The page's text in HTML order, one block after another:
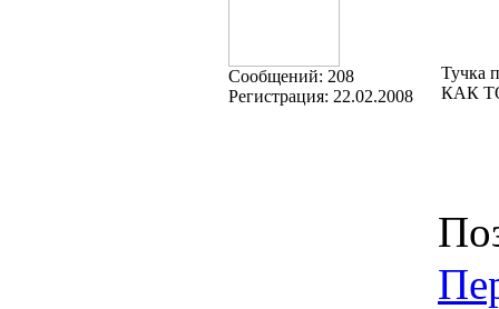
Cообщений: 208
Регистрация: 22.02.2008
Тучка
КАК